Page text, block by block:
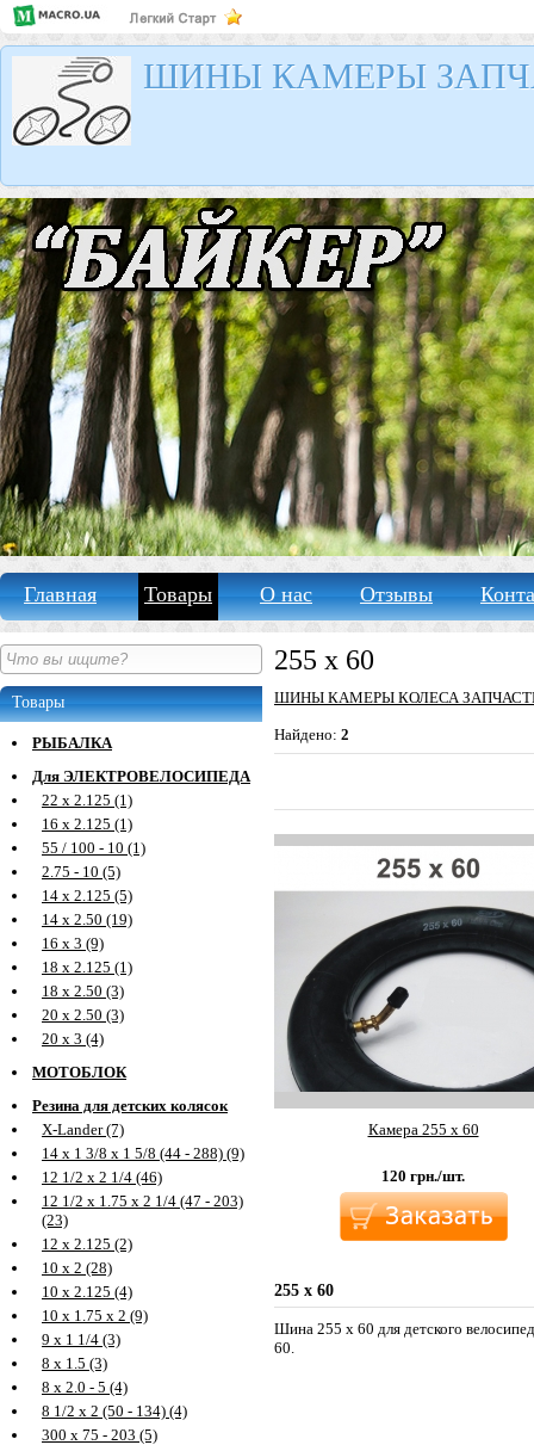
ШИНЫ КАМЕРЫ
Главная Товары О нас Отзывы
Товары
РЫБАЛКА
Для ЭЛЕКТРОВЕЛОСИПЕДА
22 х 2.125 (1)
16 х 2.125 (1)
55 / 100 - 10 (1)
2.75 - 10 (5)
14 х 2.125 (5)
14 х 2.50 (19)
16 х 3 (9)
18 х 2.125 (1)
18 х 2.50 (3)
20 х 2.50 (3)
20 х 3 (4)
МОТОБЛОК
Резина для детских колясок
X-Lander (7)
14 х 1 3/8 х 1 5/8 (44 - 288) (9)
12 1/2 х 2 1/4 (46)
12 1/2 х 1.75 х 2 1/4 (47 - 203)
(23)
12 х 2.125 (2)
10 х 2 (28)
10 х 2.125 (4)
10 х 1.75 х 2 (9)
9 х 1 1/4 (3)
8 х 1.5 (3)
8 х 2.0 - 5 (4)
8 1/2 х 2 (50 - 134) (4)
300 х 75 - 203 (5)
255 х 60
ШИНЫ КАМЕРЫ КОЛЕСА
Найдено: 2
Камера 255 х 60
120 грн./шт.
255 х 60
Шина 255 х 60 для детского
60.